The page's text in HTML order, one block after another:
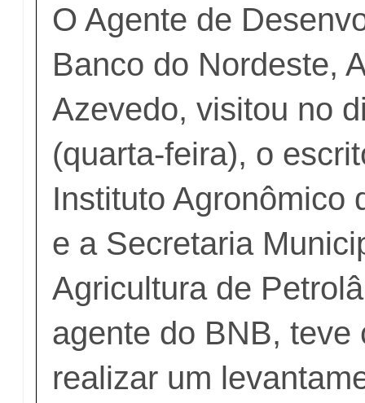
O Agente de
Banco do Nordeste,
Azevedo, visitou no
(quarta-feira), o
Instituto Agronômico
e a Secretaria
Agricultura de
agente do BNB, teve
realizar um